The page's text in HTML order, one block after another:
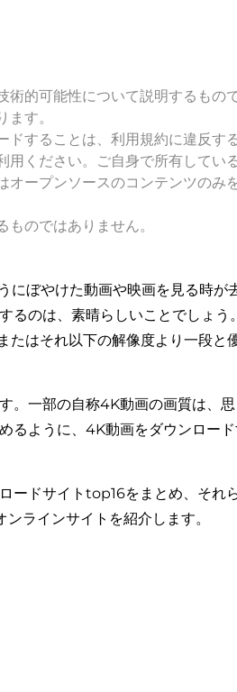
術的可能性について説明するもの
す。
することは、利用規約に違反す
用ください。ご自身で所有してい
オープンソースのコンテンツのみ
のではありません。
ぼやけた動画や映画を見る時が
るのは、素晴らしいことでしょ
はそれ以下の解像度より一段と
。一部の自称4K動画の画質は、
るように、4K動画をダウンロー
ードサイトtop16をまとめ、それ
ラインサイトを紹介します。